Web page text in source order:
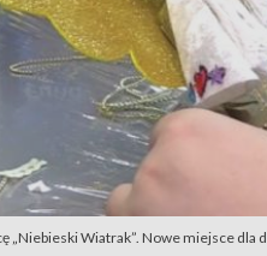
„Niebieski Wiatrak”. Nowe miejsce dla